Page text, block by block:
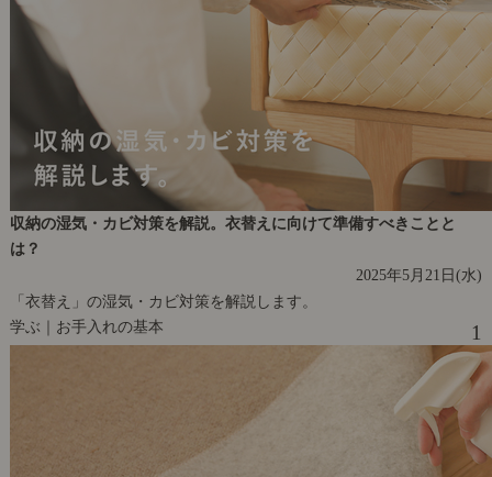
収納の湿気・カビ対策を解説。衣替えに向けて準備すべきことと
は？
2025年5月21日(水)
「衣替え」の湿気・カビ対策を解説します。
学ぶ｜お手入れの基本
1